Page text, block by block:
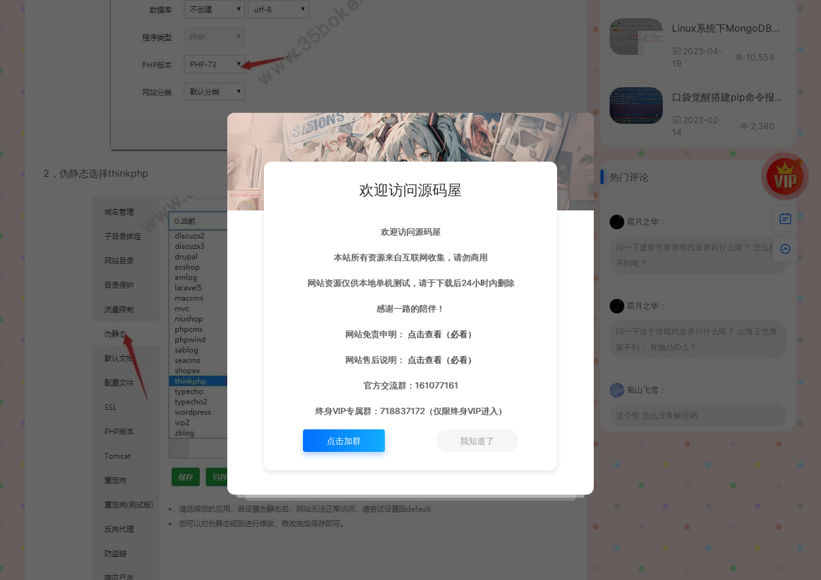
2，伪静态选择thinkphp
Linux系统下MongoDB芒果数据库的连接与数据库导入图文教程
2023-04-
19
10,554
口袋觉醒搭建pip命令报错修复教程
2023-02-
14
2,380
热门评论
霜月之华：
问一下盛世芳華游戏代金券叫什么呢？ 怎么搜
不到呢？
霜月之华：
问一下这个游戏代金券叫什么呢？ 山海玉也搜
索不到， 有物品ID么？
蜀山飞雪：
这个包 怎么没有解压码
山海玉
问一下这个游戏代金券叫什么呢？GM后台搜不
欢迎访问源码屋
欢迎访问源码屋
本站所有资源来自互联网收集，请勿商用
网站资源仅供本地单机测试，请于下载后24小时内删除
感谢一路的陪伴！
网站免责申明： 点击查看（必看）
网站售后说明： 点击查看（必看）
官方交流群：161077161
终身VIP专属群：718837172（仅限终身VIP进入）
点击加群 我知道了